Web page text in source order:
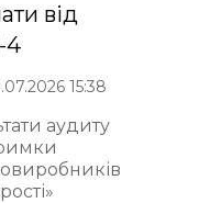
від
4
15:38
аудиту